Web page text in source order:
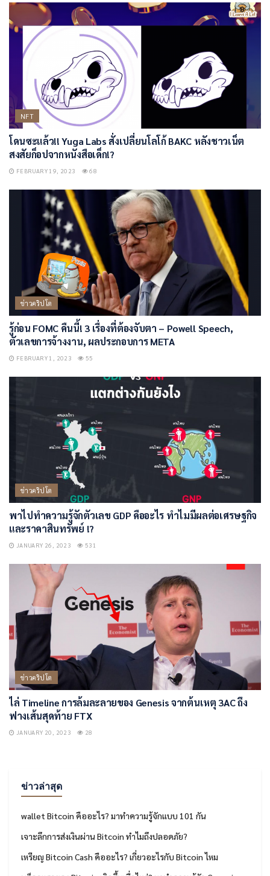
NFT
โดนซะแล้ว!! Yuga Labs สั่งเปลี่ยนโลโก้ BAKC หลังชาวเน็ต
สงสัยก็อปจากหนังสือเด็ก!?
FEBRUARY 19, 2023 68
ข่าวคริปโต
รู้ก่อน FOMC คืนนี้! 3 เรื่องที่ต้องจับตา – Powell Speech,
ตัวเลขการจ้างงาน, ผลประกอบการ META
FEBRUARY 1, 2023 55
ข่าวคริปโต
พาไปทำความรู้จักตัวเลข GDP คืออะไร ทำไมมีผลต่อเศรษฐกิจ
และราคาสินทรัพย์ !?
JANUARY 26, 2023 531
ข่าวคริปโต
ไล่ Timeline การล้มละลายของ Genesis จากต้นเหตุ 3AC ถึง
ฟางเส้นสุดท้าย FTX
JANUARY 20, 2023 28
ข่าวล่าสุด
wallet Bitcoin คืออะไร? มาทำความรู้จักแบบ 101 กัน
เจาะลึกการส่งเงินผ่าน Bitcoin ทำไมถึงปลอดภัย?
เหรียญ Bitcoin Cash คืออะไร? เกี่ยวอะไรกับ Bitcoin ไหม